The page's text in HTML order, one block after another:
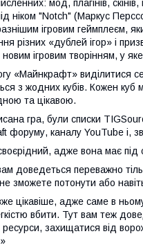
мод, плагінів,
ніком "Notch" (Маркус
ігровим геймплеєм,
різних «дублей ігор» і
ігровим творінням, у
«Майнкрафт» виділитися
з жодних кубів. Кожен куб
та цікавою.
гра, були списки
форуму, каналу YouTube і,
адже вона має
доведеться переважно
зможете потонути або
адже саме в ньому
вбити. Тут вам теж
захищатися від